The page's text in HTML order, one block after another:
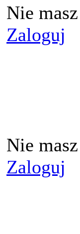
Nie
Zaloguj
Nie
Zaloguj